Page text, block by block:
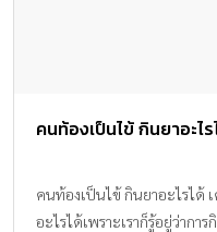
คนท้องเป็นไข้ กินยาอะ
คนท้องเป็นไข้ กินยาอะไรได้
อะไรได้เพราะเราก็รู้อยู่ว่าก